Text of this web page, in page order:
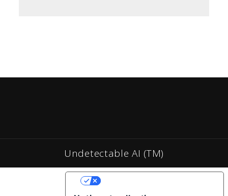
Undetectable AI (TM)